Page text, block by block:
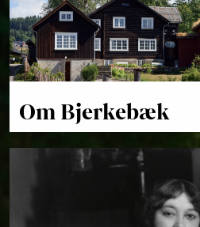
Om Bjerkebæk